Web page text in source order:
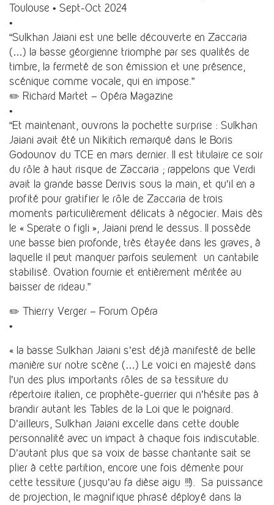
Toulouse • Sept-Oct 2024
•
“Sulkhan Jaiani est une belle découverte en Zaccaria
(…) la basse géorgienne triomphe par ses qualités de
timbre, la fermeté de son émission et une présence,
scénique comme vocale, qui en impose.”
✏️ Richard Martet – Opéra Magazine
•
“Et maintenant, ouvrons la pochette surprise : Sulkhan
Jaiani avait été un Nikitich remarqué dans le Boris
Godounov du TCE en mars dernier. Il est titulaire ce soir
du rôle à haut risque de Zaccaria ; rappelons que Verdi
avait la grande basse Derivis sous la main, et qu’il en a
profité pour gratifier le rôle de Zaccaria de trois
moments particulièrement délicats à négocier. Mais dès
le « Sperate o figli », Jaiani prend le dessus. Il possède
une basse bien profonde, très étayée dans les graves, à
laquelle il peut manquer parfois seulement un cantabile
stabilisé. Ovation fournie et entièrement méritée au
baisser de rideau.”
✏️ Thierry Verger – Forum Opéra
•
« la basse Sulkhan Jaiani s’est déjà manifesté de belle
manière sur notre scène (…) Le voici en majesté dans
l’un des plus importants rôles de sa tessiture du
répertoire italien, ce prophète-guerrier qui n’hésite pas à
brandir autant les Tables de la Loi que le poignard.
D’ailleurs, Sulkhan Jaiani excelle dans cette double
personnalité avec un impact à chaque fois indiscutable.
D’autant plus que sa voix de basse chantante sait se
plier à cette partition, encore une fois démente pour
cette tessiture (jusqu’au fa dièse aigu !!!). Sa puissance
de projection, le magnifique phrasé déployé dans la